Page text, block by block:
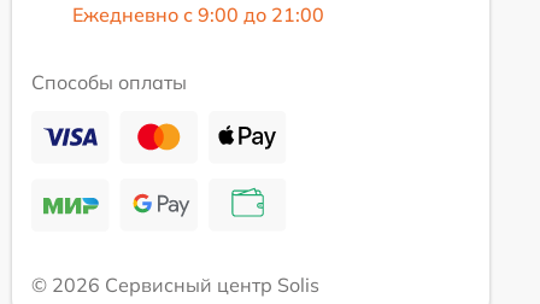
Ежедневно с 9:00 до 21:00
Способы оплаты
© 2026 Сервисный центр Solis